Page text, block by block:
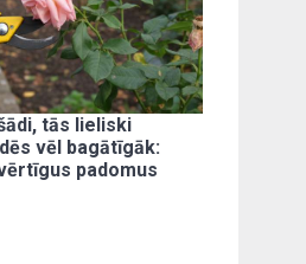
tās lieliski
vēl bagātīgāk:
padomus